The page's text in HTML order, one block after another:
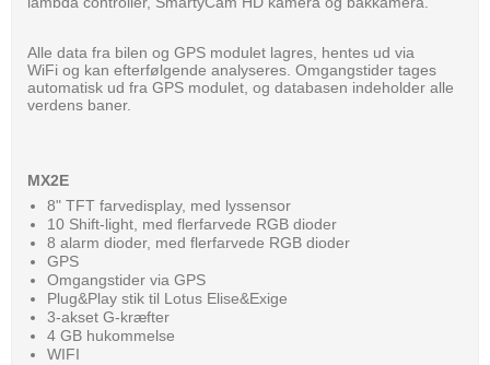
Alle data fra bilen og GPS modulet lagres, hentes ud via
WiFi og kan efterfølgende analyseres. Omgangstider tages
automatisk ud fra GPS modulet, og databasen indeholder alle
verdens baner.
MX2E
8" TFT farvedisplay, med lyssensor
10 Shift-light, med flerfarvede RGB dioder
8 alarm dioder, med flerfarvede RGB dioder
GPS
Omgangstider via GPS
Plug&Play stik til Lotus Elise&Exige
3-akset G-kræfter
4 GB hukommelse
WIFI